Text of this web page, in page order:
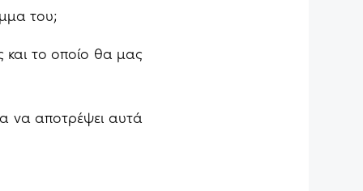
του;
και το οποίο θα μας
να αποτρέψει αυτά